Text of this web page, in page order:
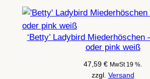
‘Betty’ Ladybird
oder pink weiß
47,59 € MwSt 19 %.
zzgl. Versand